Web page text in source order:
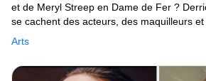
Arts
et de Meryl Streep en Dame de Fer ?
se cachent des acteurs, des maquilleurs
contribuent à créer cette atmosphère